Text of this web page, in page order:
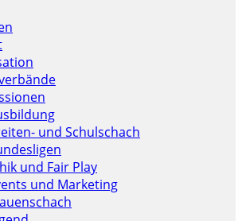
und Schulschach
und Fair Play
und Marketing